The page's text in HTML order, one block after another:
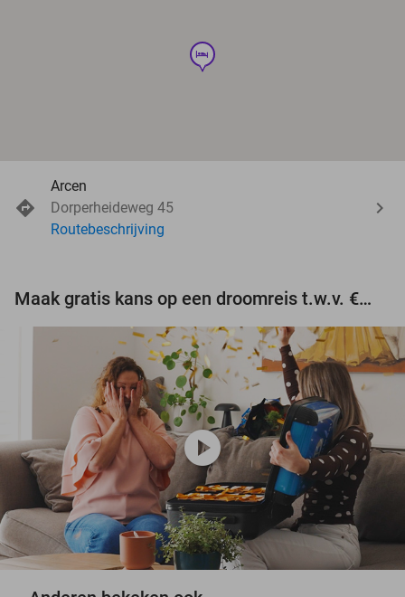
hotel
Arcen
Dorperheideweg 45
Routebeschrijving
Maak gratis kans op een droomreis t.w.v. €3.000!
play_circle